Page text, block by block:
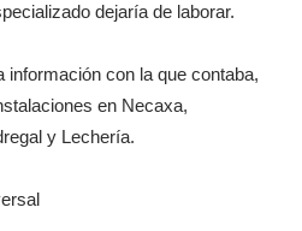
dejaría de laborar.
información con la que contaba,
en Necaxa,
y Lechería.